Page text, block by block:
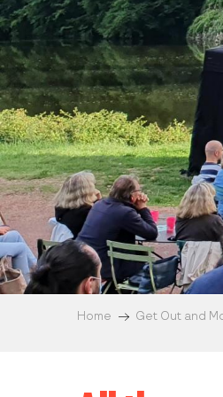
Home Get Out and